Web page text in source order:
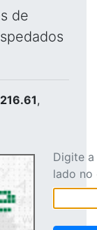
de
,
Digite
lado no